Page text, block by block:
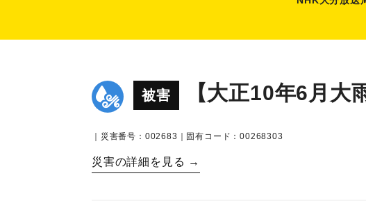
被害 【大正10年6月大
｜災害番号：002683｜固有コード：00268303
災害の詳細を見る →